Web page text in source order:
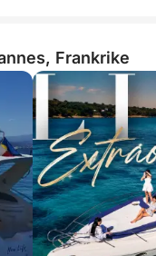
Frankrike